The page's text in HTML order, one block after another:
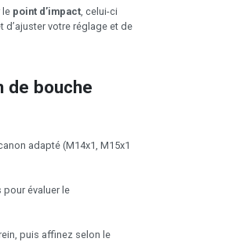
le point d’impact , celui-ci
d’ajuster votre réglage et de
de bouche
adapté (M14x1, M15x1
évaluer le
puis affinez selon le